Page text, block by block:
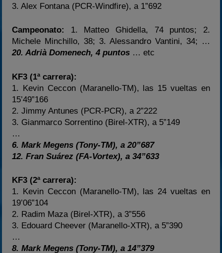
3. Alex Fontana (PCR-Windfire), a 1”692
Campeonato:
1. Matteo Ghidella, 74 puntos; 2.
Michele Minchillo, 38; 3. Alessandro Vantini, 34; …
20. Adrià Domenech, 4 puntos … etc
KF3 (1ª carrera):
1. Kevin Ceccon (Maranello-TM), las 15 vueltas en
15’49”166
2. Jimmy Antunes (PCR-PCR), a 2”222
3. Gianmarco Sorrentino (Birel-XTR), a 5”149
…
6. Mark Megens (Tony-TM), a 20”687
12. Fran Suárez (FA-Vortex), a 34”633
KF3 (2ª carrera):
1. Kevin Ceccon (Maranello-TM), las 24 vueltas en
19’06”104
2. Radim Maza (Birel-XTR), a 3”556
3. Edouard Cheever (Maranello-XTR), a 5”390
…
8. Mark Megens (Tony-TM), a 14”379